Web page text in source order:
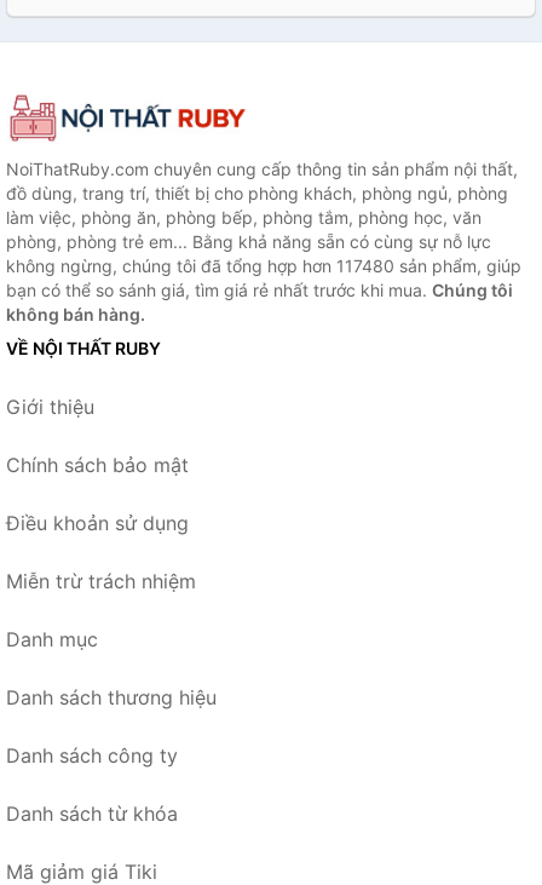
NoiThatRuby.com chuyên cung cấp thông tin sản phẩm nội thất,
đồ dùng, trang trí, thiết bị cho phòng khách, phòng ngủ, phòng
làm việc, phòng ăn, phòng bếp, phòng tắm, phòng học, văn
phòng, phòng trẻ em... Bằng khả năng sẵn có cùng sự nỗ lực
không ngừng, chúng tôi đã tổng hợp hơn 117480 sản phẩm, giúp
bạn có thể so sánh giá, tìm giá rẻ nhất trước khi mua. Chúng tôi
không bán hàng.
VỀ NỘI THẤT RUBY
Giới thiệu
Chính sách bảo mật
Điều khoản sử dụng
Miễn trừ trách nhiệm
Danh mục
Danh sách thương hiệu
Danh sách công ty
Danh sách từ khóa
Mã giảm giá Tiki